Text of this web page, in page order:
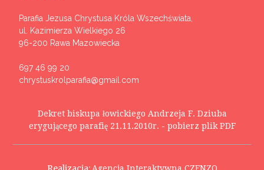
Parafia Jezusa Chrystusa Króla Wszechświata,
ul. Kazimierza Wielkiego 26
96-200 Rawa Mazowiecka
697 46 99 20
chrystuskrolparafia@gmail.com
Dekret biskupa łowickiego Andrzeja F. Dziuba
erygującego parafię 21.11.2010r. - pobierz plik PDF